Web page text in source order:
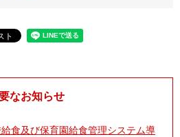
なお知らせ
給食及び保育園給食管理システム導